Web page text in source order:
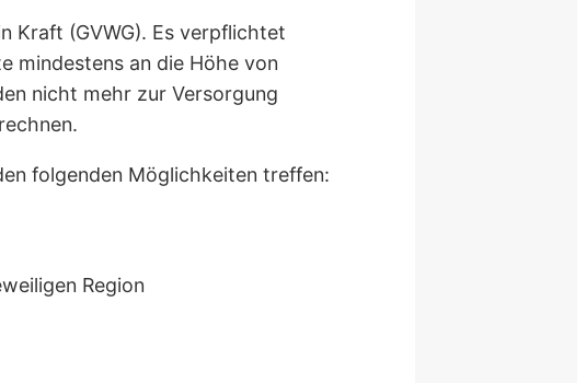
Kraft (GVWG). Es verpflichtet
mindestens an die Höhe von
nicht mehr zur Versorgung
folgenden Möglichkeiten treffen:
Region